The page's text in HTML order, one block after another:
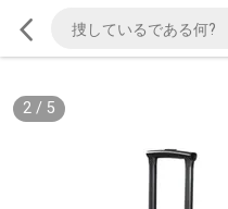
2/ 5